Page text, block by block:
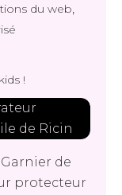
du web,
!
de
protecteur